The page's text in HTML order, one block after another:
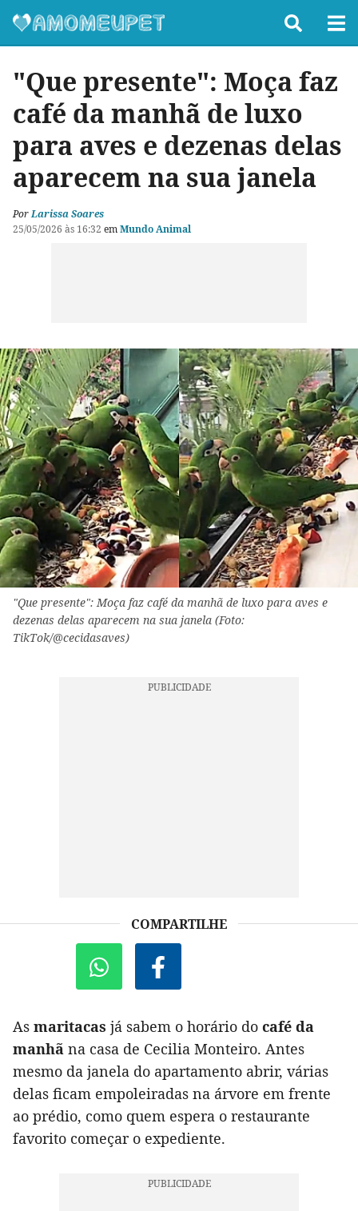
"Que presente": Moça faz
café da manhã de luxo
para aves e dezenas delas
aparecem na sua janela
PorLarissa Soares
25/05/2026 às 16:32 emMundo Animal
"Que presente": Moça faz café da manhã de luxo para aves e
dezenas delas aparecem na sua janela (Foto:
TikTok/@cecidasaves)
COMPARTILHE
As maritacas já sabem o horário do café da
manhã na casa de Cecilia Monteiro. Antes
mesmo da janela do apartamento abrir, várias
delas ficam empoleiradas na árvore em frente
ao prédio, como quem espera o restaurante
favorito começar o expediente.